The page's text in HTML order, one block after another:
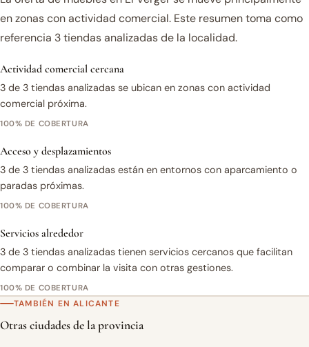
en zonas con actividad comercial. Este resumen toma como
referencia 3 tiendas analizadas de la localidad.
Actividad comercial cercana
3 de 3 tiendas analizadas se ubican en zonas con actividad
comercial próxima.
100% DE COBERTURA
Acceso y desplazamientos
3 de 3 tiendas analizadas están en entornos con aparcamiento o
paradas próximas.
100% DE COBERTURA
Servicios alrededor
3 de 3 tiendas analizadas tienen servicios cercanos que facilitan
comparar o combinar la visita con otras gestiones.
100% DE COBERTURA
TAMBIÉN EN ALICANTE
Otras ciudades de la provincia